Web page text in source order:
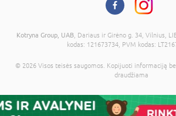
Į krepšelį
Kotryna Group, UAB , Dariaus ir Girėno g. 34, Vilnius,
kodas: 121673734, PVM kodas:
© 2026 Visos teisės saugomos. Kopijuoti informaciją
draudžiama